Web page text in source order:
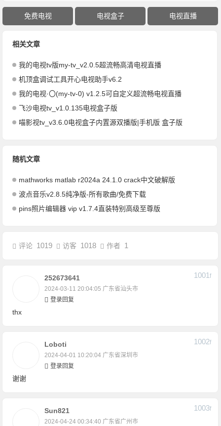
免费电视 电视盒子 电视直播
相关文章
我的电视tv版my-tv_v2.0.5超流畅高清电视直播
机顶盒调试工具开心电视助手v6.2
我的电视·〇(my-tv-0) v1.2.5可自定义超流畅电视直播
飞沙电视tv_v1.0.135电视盒子版
喵影视tv_v3.6.0电视盒子内置源双播版|手机版 盒子版
随机文章
mathworks matlab r2024a 24.1.0 crack中文破解版
波点音乐v2.8.5纯净版-所有歌曲/免费下载
pins照片编辑器 vip v1.7.4直装特别高级至尊版
评论 1019 访客 1018 作者 1
252673641
2024-03-11 20:04:05 广东省汕头市
1001F
登录回复
thx
Loboti
2024-04-01 10:20:04 广东省深圳市
1002F
登录回复
谢谢
Sun821
2024-04-24 00:34:40 广东省广州市
1003F